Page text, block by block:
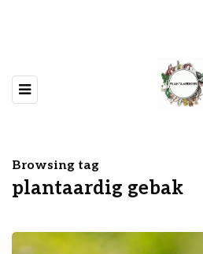
Browsing tag
plantaardig gebak